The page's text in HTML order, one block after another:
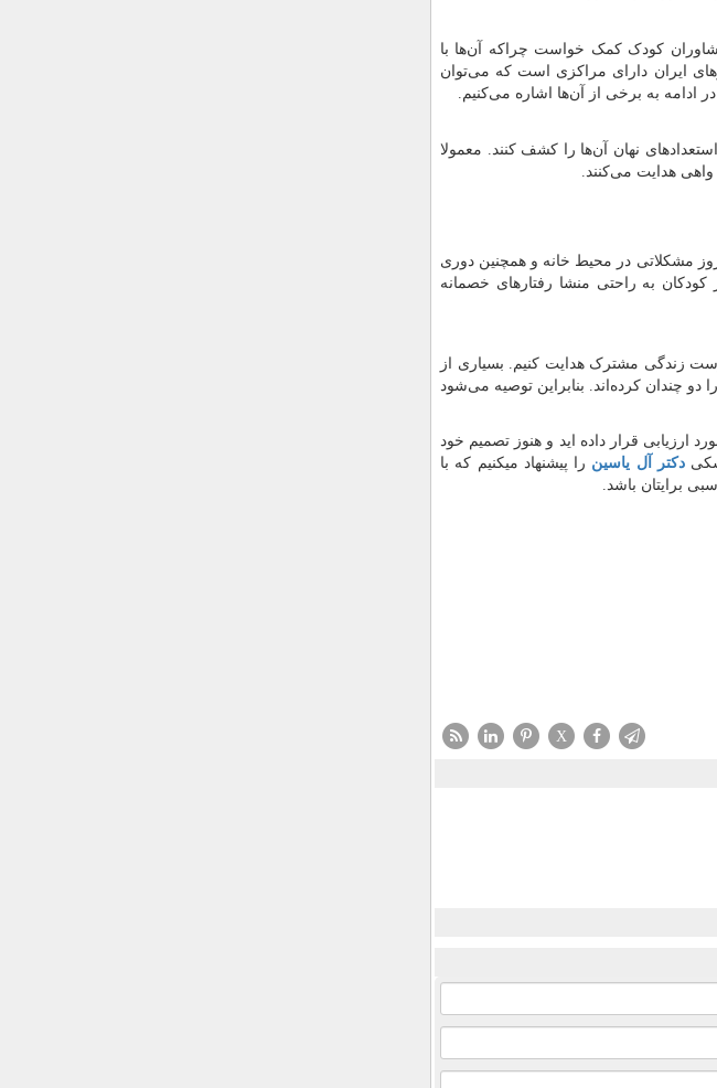
مشاوران کودک کمک خواست چراکه آن‌ها با
ایران دارای مراکزی است که می‌توان
ادامه به برخی از آن‌ها اشاره می‌کنیم.
نهان آن‌ها را کشف کنند. معمولا
واهی هدایت می‌کنند.
مشکلاتی در محیط خانه و همچنین دوری
به راحتی منشا رفتارهای خصمانه
زندگی مشترک هدایت کنیم. بسیاری از
دو چندان کرده‌اند. بنابراین توصیه می‌شود
ارزیابی قرار داده اید و هنوز تصمیم خود
دکتر آل یاسین را پیشنهاد میکنیم که با
برایتان باشد.
X